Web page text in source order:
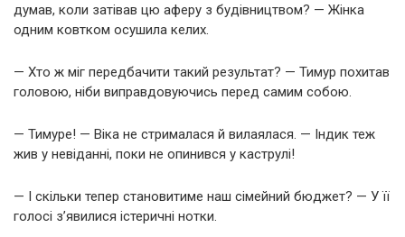
думав, коли затівав цю аферу з будівництвом? — Жінка
одним ковтком осушила келих.
— Хто ж міг передбачити такий результат? — Тимур похитав
головою, ніби виправдовуючись перед самим собою.
— Тимуре! — Віка не стрималася й вилаялася. — Індик теж
жив у невіданні, поки не опинився у каструлі!
— І скільки тепер становитиме наш сімейний бюджет? — У її
голосі з’явилися істеричні нотки.